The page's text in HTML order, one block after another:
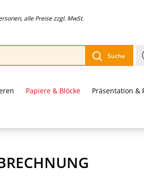
alle Preise zzgl. MwSt.
Suche
Papiere & Blöcke Präsentation &